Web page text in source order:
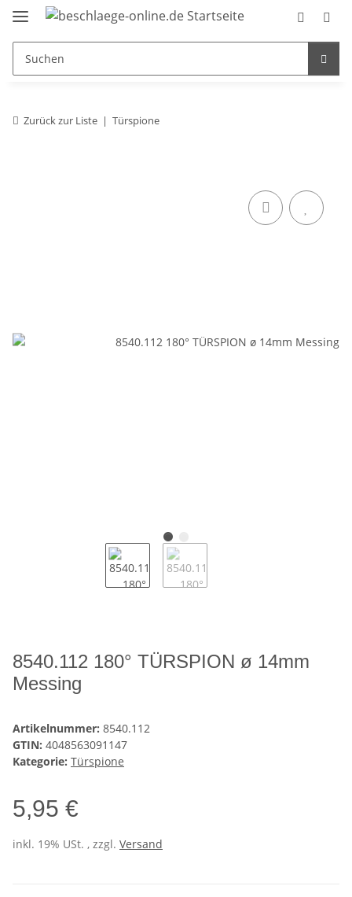
Zurück zur Liste Türspione
8540.112 180° TÜRSPION ø 14mm
Messing
Artikelnummer: 8540.112
GTIN: 4048563091147
Kategorie: Türspione
5,95 €
inkl. 19% USt. , zzgl. Versand